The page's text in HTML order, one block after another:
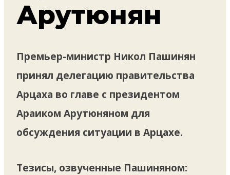
Арутюнян
Премьер-министр Никол Пашинян
принял делегацию правительства
Арцаха во главе с президентом
Араиком Арутюняном для
обсуждения ситуации в Арцахе.
Тезисы, озвученные Пашиняном: